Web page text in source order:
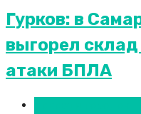
Гурков: в
выгорел
атаки БПЛА